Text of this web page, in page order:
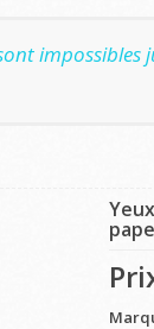
impossibles